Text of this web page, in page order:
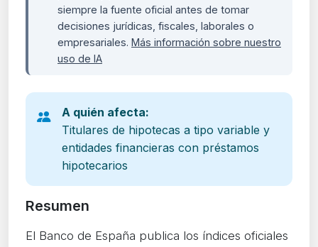
siempre la fuente oficial antes de tomar
decisiones jurídicas, fiscales, laborales o
empresariales. Más información sobre nuestro
uso de IA
A quién afecta:
Titulares de hipotecas a tipo variable y
entidades financieras con préstamos
hipotecarios
Resumen
El Banco de España publica los índices oficiales